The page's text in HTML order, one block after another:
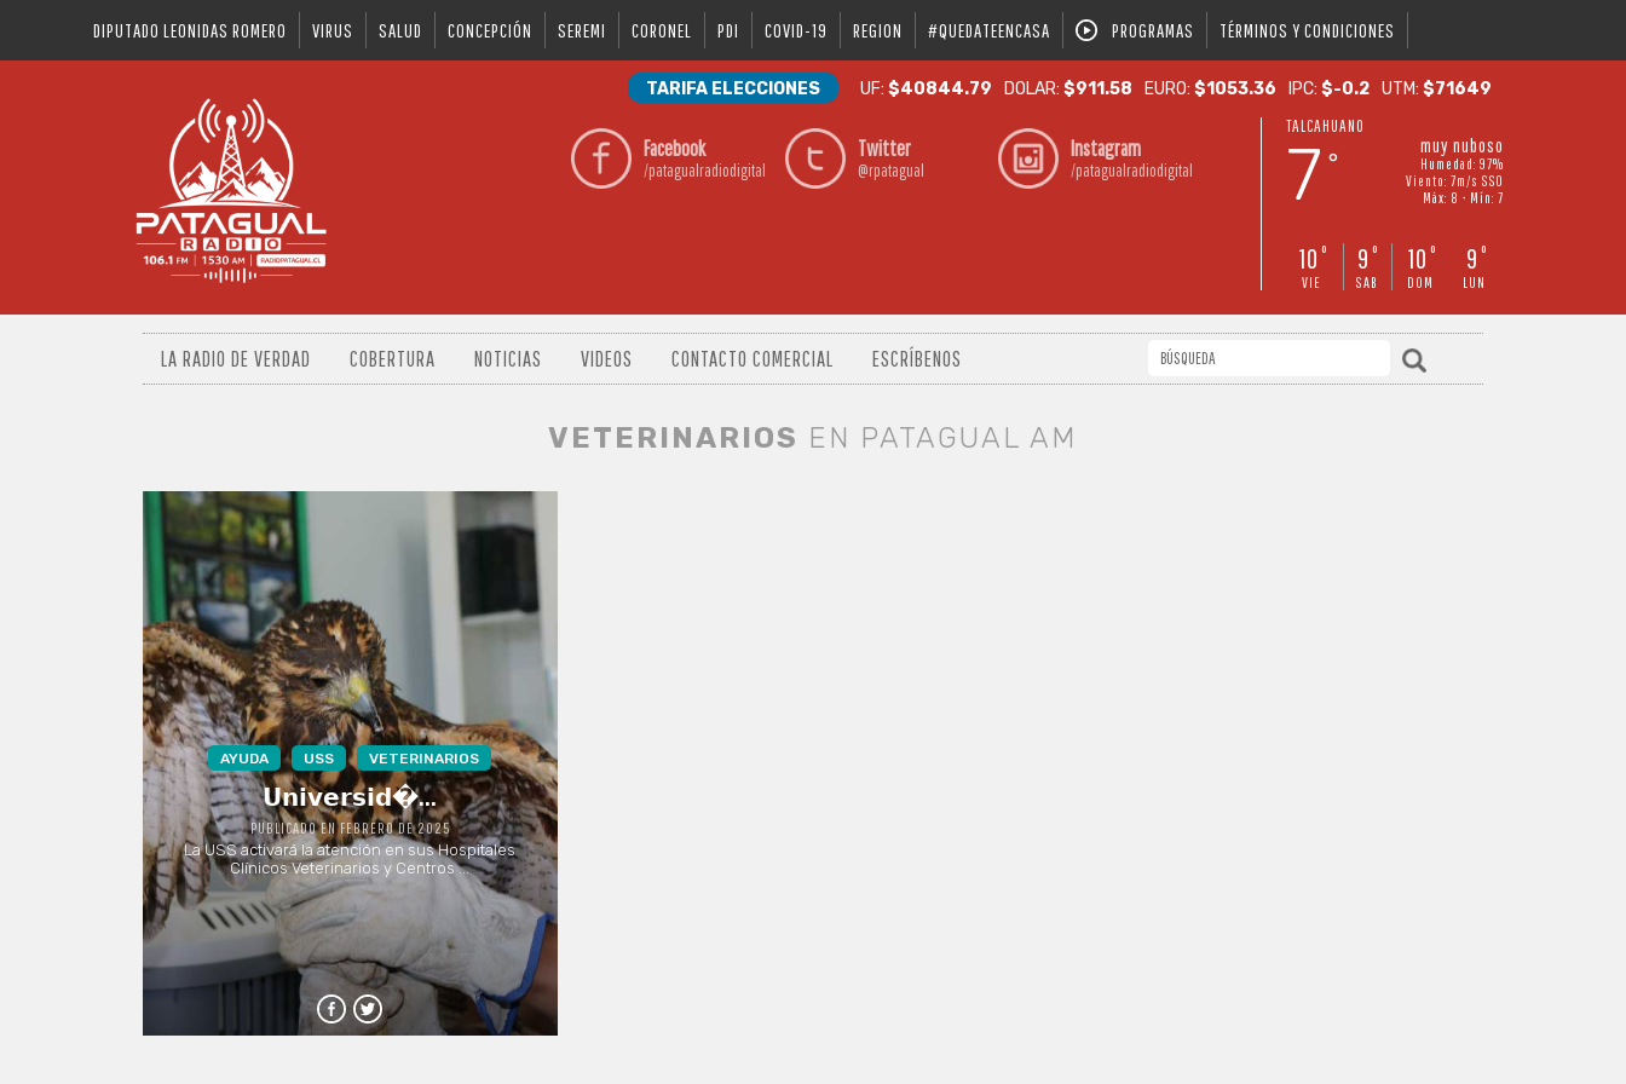
DIPUTADO LEONIDAS ROMERO VIRUS SALUD CONCEPCIÓN SEREMI CORONEL PDI COVID-19 REGION #QUEDATEENCASA PROGRAMAS TÉRMINOS Y CONDICIONES
TARIFA ELECCIONES UF:$40844.79 DOLAR:$911.58 EURO:$1053.36 IPC:$-0.2 UTM:$71649
Facebook
/patagualradiodigital
Twitter
@rpatagual
Instagram
/patagualradiodigital
TALCAHUANO
7 °
muy nuboso
Humedad: 97%
Viento: 7m/s SSO
Máx: 8 • Mín: 7
10 °
VIE
9 °
SAB
10 °
DOM
9 °
LUN
LA RADIO DE VERDAD COBERTURA NOTICIAS VIDEOS CONTACTO COMERCIAL ESCRÍBENOS
VETERINARIOS EN PATAGUAL AM
AYUDA USS VETERINARIOS
𝗨𝗻𝗶𝘃𝗲𝗿𝘀𝗶𝗱�...
PUBLICADO EN FEBRERO DE 2025
La USS activará la atención en sus Hospitales
Clínicos Veterinarios y Centros ...